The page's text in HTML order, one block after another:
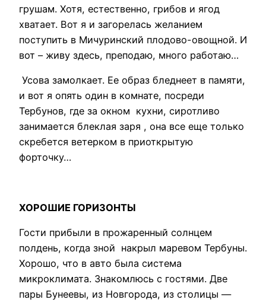
грушам. Хотя, естественно, грибов и ягод
хватает. Вот я и загорелась желанием
поступить в Мичуринский плодово-овощной. И
вот – живу здесь, преподаю, много работаю…
Усова замолкает. Ее образ бледнеет в памяти,
и вот я опять один в комнате, посреди
Тербунов, где за окном кухни, сиротливо
занимается блеклая заря , она все еще только
скребется ветерком в приоткрытую
форточку…
ХОРОШИЕ ГОРИЗОНТЫ
Гости прибыли в прожаренный солнцем
полдень, когда зной накрыл маревом Тербуны.
Хорошо, что в авто была система
микроклимата. Знакомлюсь с гостями. Две
пары Бунеевы, из Новгорода, из столицы —